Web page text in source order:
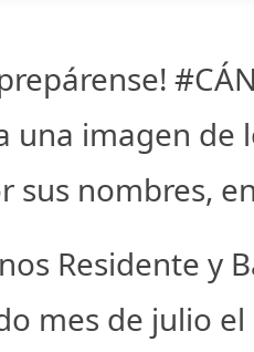
una imagen de
sus nombres,
Residente y
mes de julio